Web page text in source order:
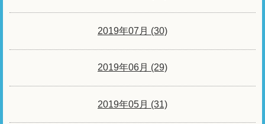
2019年07月 (30)
2019年06月 (29)
2019年05月 (31)